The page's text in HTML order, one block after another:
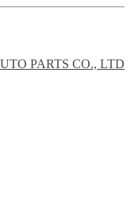
PARTS CO., LTD